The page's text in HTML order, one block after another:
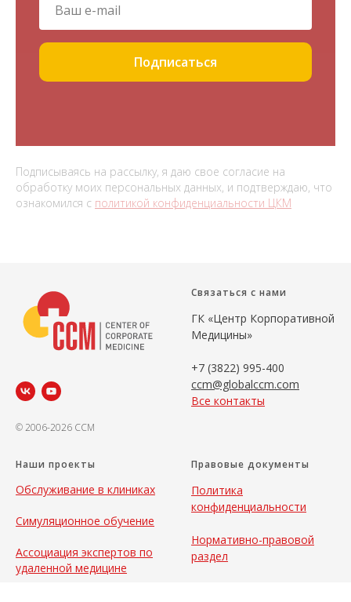
Подписаться
Подписываясь на рассылку, я даю свое согласие на
обработку моих персональных данных, и подтверждаю, что
ознакомился с политикой конфиденциальности ЦКМ
© 2006-2026 CCM
Связаться с нами
ГК «Центр Корпоративной
Медицины»
+7 (3822) 995-400
ccm@globalccm.com
Все контакты
Наши проекты
Обслуживание в клиниках
Симуляционное обучение
Ассоциация экспертов по
удаленной медицине
Правовые документы
Политика
конфиденциальности
Нормативно-правовой
раздел